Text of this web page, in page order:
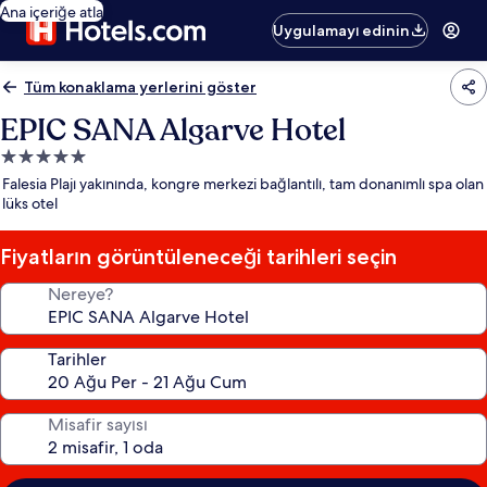
Ana içeriğe atla
Uygulamayı edinin
Tüm konaklama yerlerini göster
EPIC SANA Algarve Hotel
5.0
yıldızlı
konaklama
yeri
Falesia Plajı yakınında, kongre merkezi bağlantılı, tam donanımlı spa olan
lüks otel
Fiyatların görüntüleneceği tarihleri seçin
Nereye?
Tarihler
Misafir sayısı